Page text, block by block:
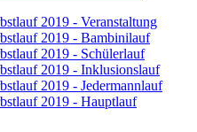
2019 - Veranstaltung
2019 - Bambinilauf
2019 - Schülerlauf
2019 - Inklusionslauf
2019 - Jedermannlauf
2019 - Hauptlauf